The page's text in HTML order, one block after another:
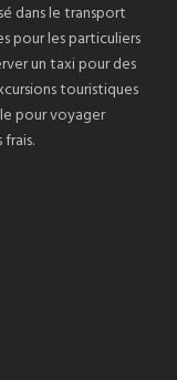
dans le transport
pour les particuliers
un taxi pour des
touristiques
pour voyager